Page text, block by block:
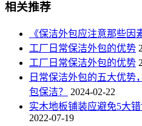
相关推荐
《保洁外包应注意那些因
工厂日常保洁外包的优势
工厂日常保洁外包的优势
日常保洁外包的五大优势
包保洁？
2024-02-22
实木地板铺装应避免5大
2022-07-19